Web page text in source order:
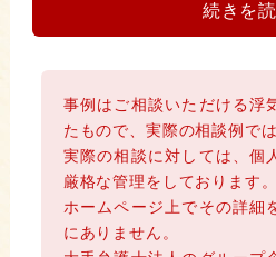
続きを
事例はご相談いただける浮
たもので、実際の相談例で
実際の相談に対しては、個
厳格な管理をしております。
ホームページ上でその詳細
にありません。